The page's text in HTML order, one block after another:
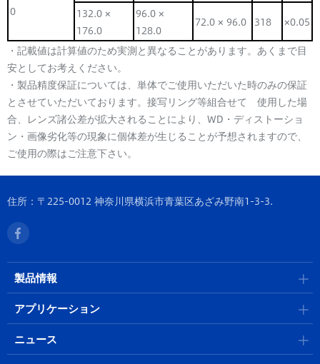
0
132.0 ×
176.0
96.0 ×
128.0
72.0 × 96.0 318
×0.05
・記載値は計算値のため実測と異なることがあります。あくまで目
安としてお考えください。
・製品精度保証については、単体でご使用いただいた時のみの保証
とさせていただいております。接写リング等組合せて 使用した場
合、レンズ諸公差が拡大されることにより、WD・ディストーショ
ン・画像劣化等の現象に個体差が生じることが予想されますので、
ご使用の際はご注意下さい。
住所：〒225-0012 神奈川県横浜市青葉区あざみ野南1-3-3.
製品情報
アプリケーション
ニュース